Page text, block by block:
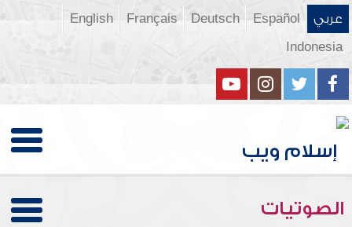
عربي Español
Deutsch
Français
English
Indonesia
الصوتيات